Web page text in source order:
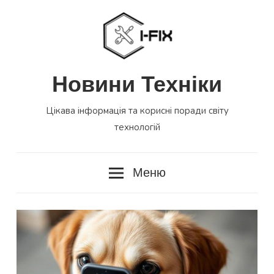
Новини Техніки
Цікава інформація та корисні поради світу
технологій
Меню